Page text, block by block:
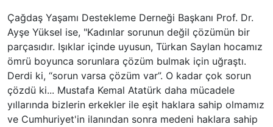
Çağdaş Yaşamı Destekleme Derneği Başkanı Prof. Dr.
Ayşe Yüksel ise, "Kadınlar sorunun değil çözümün bir
parçasıdır. Işıklar içinde uyusun, Türkan Saylan hocamız
ömrü boyunca sorunlara çözüm bulmak için uğraştı.
Derdi ki, “sorun varsa çözüm var”. O kadar çok sorun
çözdü ki... Mustafa Kemal Atatürk daha mücadele
yıllarında bizlerin erkekler ile eşit haklara sahip olmamız
ve Cumhuriyet'in ilanından sonra medeni haklara sahip